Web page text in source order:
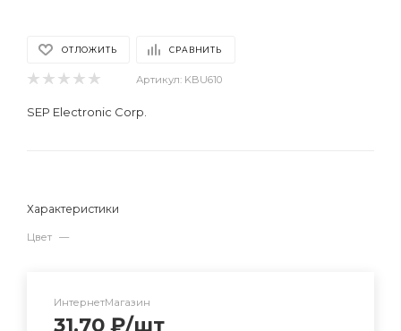
ОТЛОЖИТЬ СРАВНИТЬ
Артикул: KBU610
SEP Electronic Corp.
Характеристики
Цвет —
ИнтернетМагазин
31.70 ₽/шт